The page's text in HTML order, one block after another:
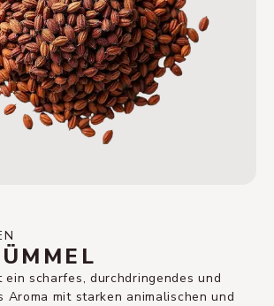
ein scharfes, durchdringendes und
Aroma mit starken animalischen und